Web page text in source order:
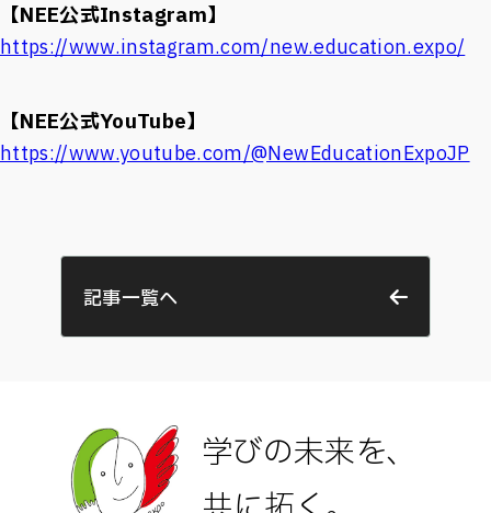
【NEE公式Instagram】
https://www.instagram.com/new.education.expo/
【NEE公式YouTube】
https://www.youtube.com/@NewEducationExpoJP
記事一覧へ
学びの未来を、